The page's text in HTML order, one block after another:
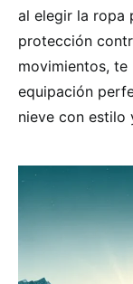
al elegir la ropa
protección
movimientos,
equipación
nieve con estilo